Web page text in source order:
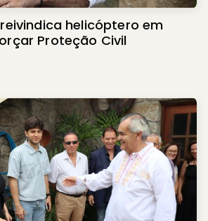
helicóptero em
Proteção Civil